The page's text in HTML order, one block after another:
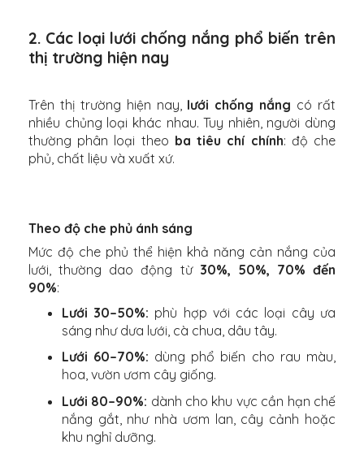
2. Các loại lưới chống nắng phổ biến trên
thị trường hiện nay
Trên thị trường hiện nay, lưới chống nắng có rất
nhiều chủng loại khác nhau. Tuy nhiên, người dùng
thường phân loại theo ba tiêu chí chính: độ che
phủ, chất liệu và xuất xứ.
Theo độ che phủ ánh sáng
Mức độ che phủ thể hiện khả năng cản nắng của
lưới, thường dao động từ 30%, 50%, 70% đến
90%:
Lưới 30–50%: phù hợp với các loại cây ưa
sáng như dưa lưới, cà chua, dâu tây.
Lưới 60–70%: dùng phổ biến cho rau màu,
hoa, vườn ươm cây giống.
Lưới 80–90%: dành cho khu vực cần hạn chế
nắng gắt, như nhà ươm lan, cây cảnh hoặc
khu nghỉ dưỡng.